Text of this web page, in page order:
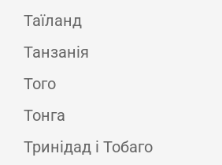
Таїланд
Танзанія
Того
Тонга
Тринідад і Тобаго